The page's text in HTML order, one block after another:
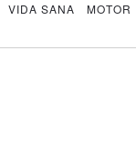
VIDA SANA MOTOR